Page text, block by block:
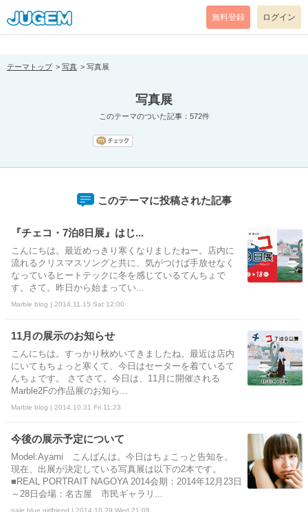
[pear_error: message="Success" code=0 mode=return level=notice
prefix="" info=""]
無料登録 ログイン
テーマトップ 写真 写真展
写真展
このテーマのついた記事：572件
このテーマに投稿された記事
『チェコ・7泊8日展』はじ...
こんにちは。最近めっきり寒くなりましたねー。店内に
流れるクリスマスソングと共に、気がつけば手放せなく
なっているヒートテックに冬を感じているてんちょで
す。さて。昨日から始まってい...
Marble blog | 2014.11.15 Sat 12:00
11月の展示のお知らせ
こんにちは。すっかり秋めいてきましたね。最近は店内
にいてもちょっと寒くて、今日はセーターを着ているて
んちょです。 さてさて。今日は、11月に開催される
Marble2Fの作品展のお知ら...
Marble blog | 2014.10.31 Fri 11:23
今後の展示予定について
Model:Ayami こんばんは。今日はちょこっと告知を。
現在、出展が決定している写真展は以下の2本です。
■REAL PORTRAIT NAGOYA 2014会期：2014年12月23日
～28日会場：名古屋 市民ギャラリ...
pale blue girlfriend | 2014.10.29 Wed 21:09